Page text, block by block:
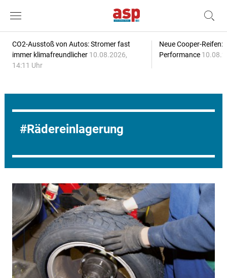
CO2-Ausstoß von Autos: Stromer fast
immer klimafreundlicher 10.08.2026,
14:11 Uhr
Neue Cooper-Reifen:
Performance
Rädereinlagerung